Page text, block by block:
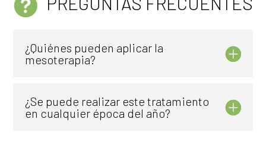
¿Quiénes pueden aplicar la
mesoterapia?
¿Se puede realizar este tratamiento
en cualquier época del año?